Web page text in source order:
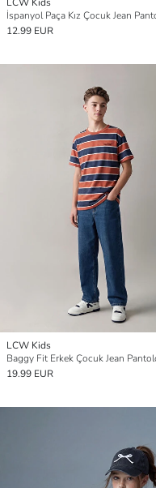
İspanyol Paça Kız Çocuk Jean
12.99 EUR
LCW Kids
Baggy Fit Erkek Çocuk Jean
19.99 EUR